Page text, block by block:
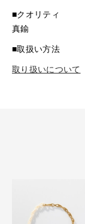
■クオリティ
真鍮
■取扱い方法
取り扱いについて